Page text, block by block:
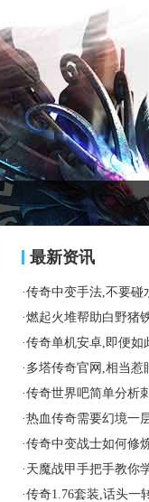
最新资讯
·传奇中变手法,不要碰
·燃起火堆帮助白野猪
·传奇单机安卓,即便如
· 多塔传奇官网,相当惹
·传奇世界吧简单分析
·热血传奇需要幻境一
·传奇中变战士如何修
· 天魔战甲手把手教你
·传奇1.76套装,话头一